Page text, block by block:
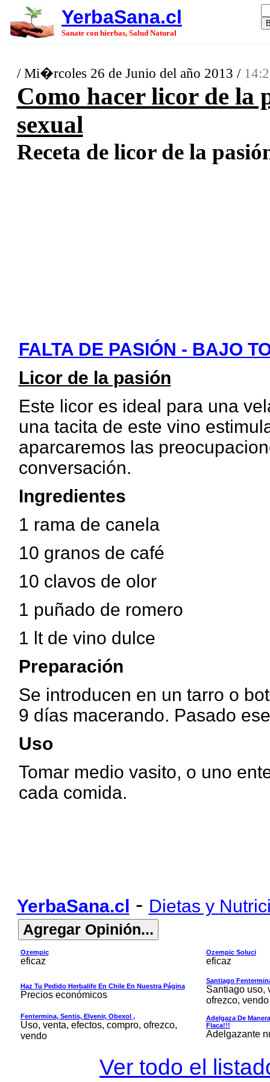
YerbaSana.cl
Sanate con hierbas, Salud Natural
/ Mi�rcoles 26 de Junio del año 2013 /
Como hacer licor de la
sexual
Receta de licor de la
FALTA DE PASIÓN - BAJO
Licor de la pasión
Este licor es ideal para una
una tacita de este vino
aparcaremos las
conversación.
Ingredientes
1 rama de canela
10 granos de café
10 clavos de olor
1 puñado de romero
1 lt de vino dulce
Preparación
Se introducen en un tarro o
9 días macerando. Pasado
Uso
Tomar medio vasito, o uno
cada comida.
YerbaSana.cl - Dietas y
Ozempic
eficaz
Ozempic Soluci
eficaz
Haz Tu Pedido Herbalife En Chile En Nuestra Página
Precios económicos
Santiago
Santiago uso,
ofrezco, vendo
Fentermina, Sentis, Elvenir, Obexol ,
Uso, venta, efectos, compro, ofrezco,
vendo
Adelgaza De
Flaca!!!
Adelgazante
Ver todo el